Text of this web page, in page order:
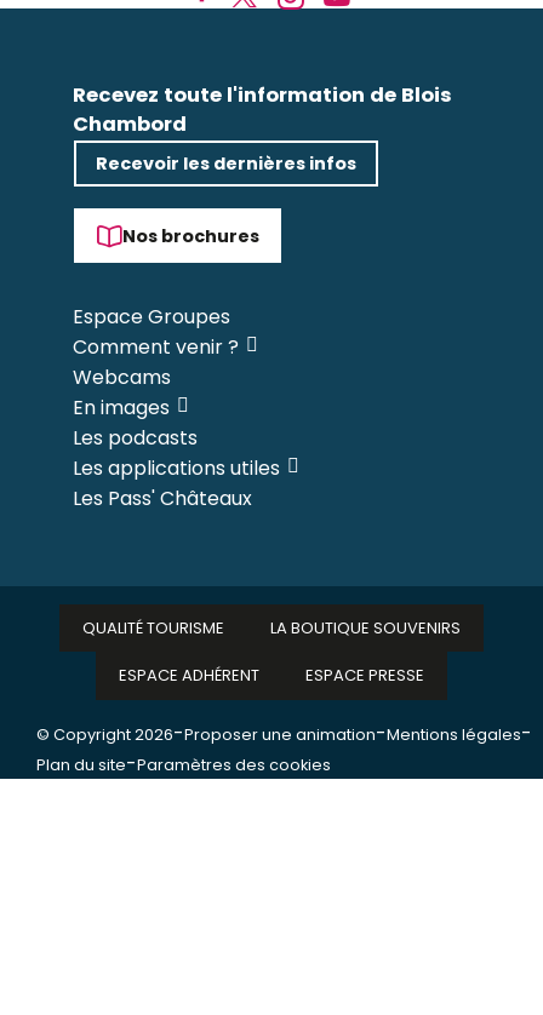
Recevez toute l'information de Blois
Chambord
Recevoir les dernières infos
Nos brochures
Espace Groupes
Comment venir ?
Webcams
En images
Les podcasts
Les applications utiles
Les Pass' Châteaux
© Copyright 2026-Proposer une animation-Mentions légales-
Plan du site-Paramètres des cookies
QUALITÉ TOURISME LA BOUTIQUE SOUVENIRS
ESPACE ADHÉRENT ESPACE PRESSE